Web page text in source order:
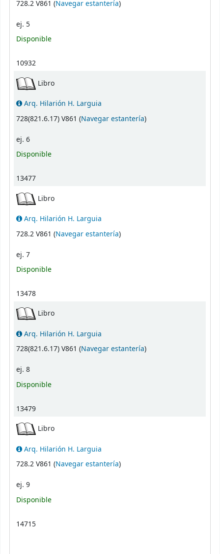
728.2 V861 (Navegar estantería(Abre debajo)
)
ej. 5
Disponible
10932
Libro
Arq. Hilarión H. Larguia
728(821.6.17) V861 (Navegar estantería(Abre debajo)
)
ej. 6
Disponible
13477
Libro
Arq. Hilarión H. Larguia
728.2 V861 (Navegar estantería(Abre debajo)
)
ej. 7
Disponible
13478
Libro
Arq. Hilarión H. Larguia
728(821.6.17) V861 (Navegar estantería(Abre debajo)
)
ej. 8
Disponible
13479
Libro
Arq. Hilarión H. Larguia
728.2 V861 (Navegar estantería(Abre debajo)
)
ej. 9
Disponible
14715